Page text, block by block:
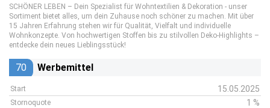
SCHÖNER LEBEN – Dein Spezialist für Wohntextilien & Dekoration - unser
Sortiment bietet alles, um dein Zuhause noch schöner zu machen. Mit über
15 Jahren Erfahrung stehen wir für Qualität, Vielfalt und individuelle
Wohnkonzepte. Von hochwertigen Stoffen bis zu stilvollen Deko-Highlights –
entdecke dein neues Lieblingsstück!
70 Werbemittel
Start 15.05.2025
Stornoquote 1 %